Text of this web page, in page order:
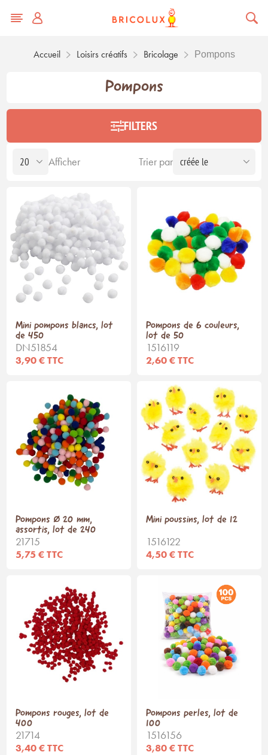
Accueil Loisirs créatifs Bricolage Pompons
Pompons
FILTERS
Trier par
Afficher
Mini pompons blancs, lot
de 450
DN51854
3,90 € TTC
Pompons de 6 couleurs,
lot de 50
1516119
2,60 € TTC
Pompons Ø 20 mm,
assortis, lot de 240
21715
5,75 € TTC
Mini poussins, lot de 12
1516122
4,50 € TTC
Pompons rouges, lot de
400
21714
3,40 € TTC
Pompons perles, lot de
100
1516156
3,80 € TTC